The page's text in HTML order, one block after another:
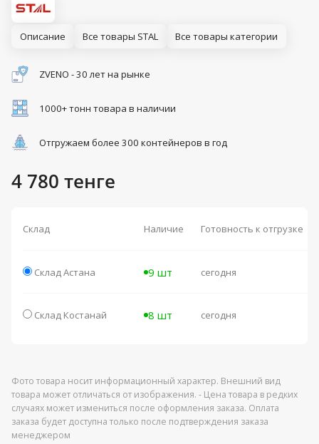
Описание Все товары STAL Все товары категории
ZVENO - 30 лет на рынке
1000+ тонн товара в наличии
Отгружаем более 300 контейнеров в год
4 780 тенге
Склад Наличие Готовность к отгрузке
Склад Астана 9 шт сегодня
Склад Костанай 8 шт сегодня
Фото товара носит информационный характер. Внешний вид
товара может отличаться от изображения. - Цена товара в редких
случаях может измениться после оформления заказа. Оплата
заказа будет доступна только после подтверждения заказа
менеджером